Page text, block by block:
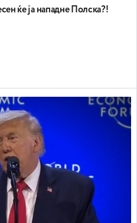
ќе ја нападне Полска?!